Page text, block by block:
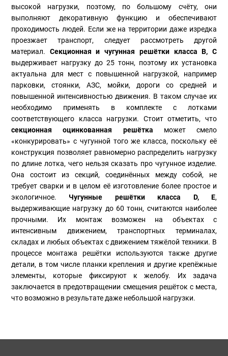
высокой нагрузки, поэтому, по большому счёту, они
выполняют декоративную функцию и обеспечивают
проходимость людей. Если же на территории даже изредка
проезжает транспорт, следует рассмотреть другой
материал. Секционная и чугунная решётки класса B, C
выдерживает нагрузку до 25 тонн, поэтому их установка
актуальна для мест с повышенной нагрузкой, например
парковки, стоянки, АЗС, мойки, дороги со средней и
повышенной интенсивностью движения. В таком случае их
необходимо применять в комплекте с лотками
соответствующего класса нагрузки. Стоит отметить, что
секционная оцинкованная решётка может смело
«конкурировать» с чугунной того же класса, поскольку её
конструкция позволяет равномерно распределить нагрузку
по длине лотка, чего нельзя сказать про чугунное изделие.
Она состоит из секций, соединённых между собой, не
требует сварки и в целом её изготовление более простое и
экологичное. Чугунные решётки класса D, E,
выдерживающие нагрузку до 60 тонн, считаются наиболее
прочными. Их монтаж возможен на объектах с
интенсивным движением, транспортных терминалах,
складах и любых объектах с движением тяжёлой техники. В
процессе монтажа решётки используются также другие
детали, в том числе планки крепления и другие крепёжные
элементы, которые фиксируют к желобу. Их задача
заключается в предотвращении смещения решёток с места,
что возможно в результате даже небольшой нагрузки.